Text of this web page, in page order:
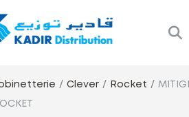
Clever Rocket